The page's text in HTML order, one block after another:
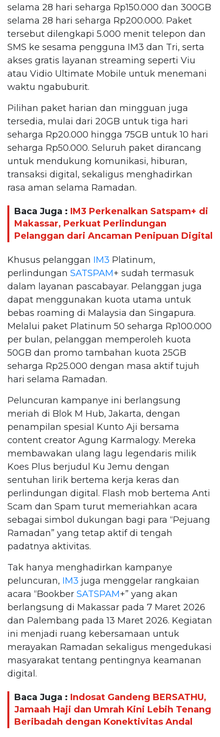
selama 28 hari seharga Rp150.000 dan 300GB
selama 28 hari seharga Rp200.000. Paket
tersebut dilengkapi 5.000 menit telepon dan
SMS ke sesama pengguna IM3 dan Tri, serta
akses gratis layanan streaming seperti Viu
atau Vidio Ultimate Mobile untuk menemani
waktu ngabuburit.
Pilihan paket harian dan mingguan juga
tersedia, mulai dari 20GB untuk tiga hari
seharga Rp20.000 hingga 75GB untuk 10 hari
seharga Rp50.000. Seluruh paket dirancang
untuk mendukung komunikasi, hiburan,
transaksi digital, sekaligus menghadirkan
rasa aman selama Ramadan.
Baca Juga : IM3 Perkenalkan Satspam+ di
Makassar, Perkuat Perlindungan
Pelanggan dari Ancaman Penipuan Digital
Khusus pelanggan IM3 Platinum,
perlindungan SATSPAM+ sudah termasuk
dalam layanan pascabayar. Pelanggan juga
dapat menggunakan kuota utama untuk
bebas roaming di Malaysia dan Singapura.
Melalui paket Platinum 50 seharga Rp100.000
per bulan, pelanggan memperoleh kuota
50GB dan promo tambahan kuota 25GB
seharga Rp25.000 dengan masa aktif tujuh
hari selama Ramadan.
Peluncuran kampanye ini berlangsung
meriah di Blok M Hub, Jakarta, dengan
penampilan spesial Kunto Aji bersama
content creator Agung Karmalogy. Mereka
membawakan ulang lagu legendaris milik
Koes Plus berjudul Ku Jemu dengan
sentuhan lirik bertema kerja keras dan
perlindungan digital. Flash mob bertema Anti
Scam dan Spam turut memeriahkan acara
sebagai simbol dukungan bagi para “Pejuang
Ramadan” yang tetap aktif di tengah
padatnya aktivitas.
Tak hanya menghadirkan kampanye
peluncuran, IM3 juga menggelar rangkaian
acara “Bookber SATSPAM+” yang akan
berlangsung di Makassar pada 7 Maret 2026
dan Palembang pada 13 Maret 2026. Kegiatan
ini menjadi ruang kebersamaan untuk
merayakan Ramadan sekaligus mengedukasi
masyarakat tentang pentingnya keamanan
digital.
Baca Juga : Indosat Gandeng BERSATHU,
Jamaah Haji dan Umrah Kini Lebih Tenang
Beribadah dengan Konektivitas Andal